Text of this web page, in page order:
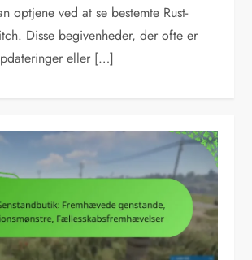
optjene ved at se bestemte Rust-
Disse begivenheder, der ofte er
eller […]